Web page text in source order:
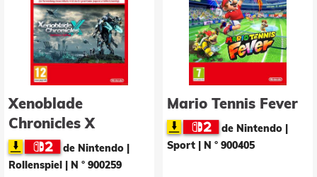
Xenoblade
Chronicles X
Definitive Ed
Upgrade Pack
de Nintendo |
Rollenspiel
N ° 900259
Mario Tennis Fever
de Nintendo |
Sport
N ° 900405